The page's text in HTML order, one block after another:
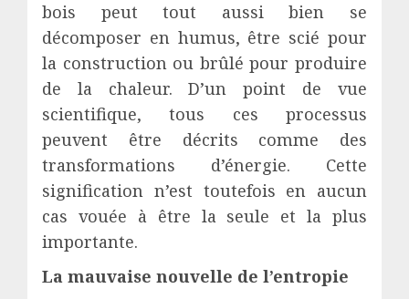
bois peut tout aussi bien se
décomposer en humus, être scié pour
la construction ou brûlé pour produire
de la chaleur. D’un point de vue
scientifique, tous ces processus
peuvent être décrits comme des
transformations d’énergie. Cette
signification n’est toutefois en aucun
cas vouée à être la seule et la plus
importante.
La mauvaise nouvelle de l’entropie